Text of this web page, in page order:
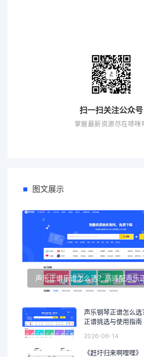
扫一扫关注公众号
掌握最新资源尽在哆咪
图文展示
声乐钢琴正谱怎么
正谱挑选与使用指南
2026-06-14
《赶圩归来啊哩哩